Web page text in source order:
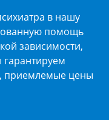
в нашу
помощь
зависимости,
приемлемые цены